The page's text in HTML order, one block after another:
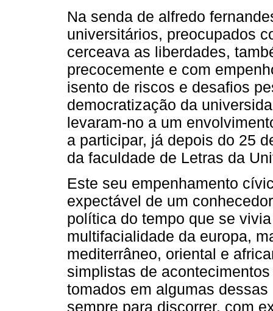
Na senda de alfredo
universitários, preocupados
cerceava as liberdades,
precocemente e com
isento de riscos e desa­fios
democratização da
levaram-no a um
a participar, já depois do 25
da faculdade de Letras da
Este seu empenhamento
expectável de um
política do tempo que se
multifacialidade da europa,
mediterrâneo, orien­tal e
simplistas de
tomados em algumas
sempre para discorrer, com